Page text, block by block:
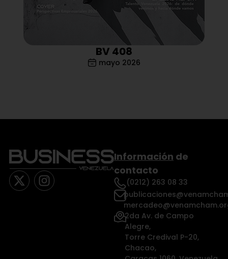
BV 408
mayo 2026
Información de
contacto
(0212) 263 08 33
2da Av. de Campo
Alegre,
Torre Credival P-20,
Chacao,